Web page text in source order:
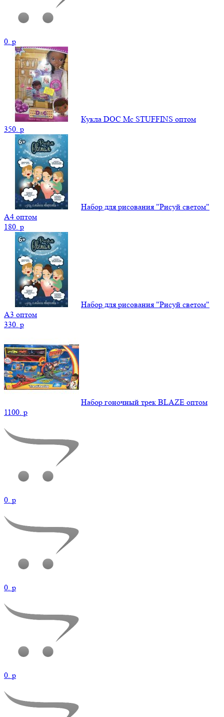
0. p
Кукла DOC Mc STUFFINS оптом
350. p
Набор для рисования "Рисуй светом"
А4 оптом
180. p
Набор для рисования "Рисуй светом"
А3 оптом
330. p
Набор гоночный трек BLAZE оптом
1100. p
0. p
0. p
0. p